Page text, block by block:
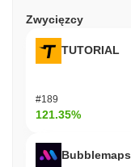
Zwycięzcy
TUTORIAL
#189
121.35%
Bubblemaps